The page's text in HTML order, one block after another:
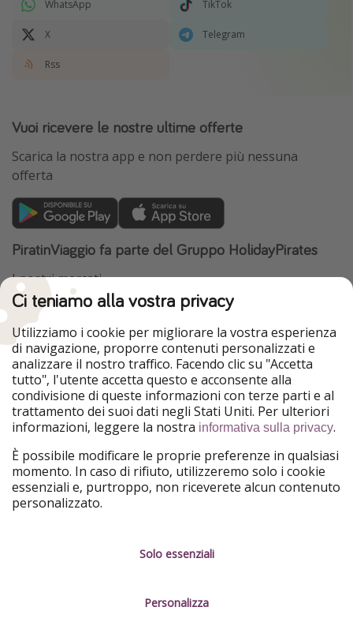
WhatsApp TikTok
X Telegram
Rss
Vuoi ricevere le nostre ultime offerte
Scarica la nostra app e non perdere più nessuna
offerta
PiratinViaggio fa parte del Gruppo HolidayPirates
I nostri mercati
HolidayPirates
VakantiePiraten
WakacyjniPiraci
Ferienpiraten
Urlaubspiraten
Urlaubspiraten
ViajerosPiratas
TravelPirates
Il nostro gruppo
HolidayPirates Group
Conoscici meglio
Chi siamo
Lavora con noi
Informazioni legali
Termini d' Uso
Ci teniamo alla vostra privacy
Utilizziamo i cookie per migliorare la vostra esperienza
di navigazione, proporre contenuti personalizzati e
analizzare il nostro traffico. Facendo clic su "Accetta
tutto", l'utente accetta questo e acconsente alla
condivisione di queste informazioni con terze parti e al
trattamento dei suoi dati negli Stati Uniti. Per ulteriori
informazioni, leggere la nostra informativa sulla privacy.
È possibile modificare le proprie preferenze in qualsiasi
momento. In caso di rifiuto, utilizzeremo solo i cookie
essenziali e, purtroppo, non riceverete alcun contenuto
personalizzato.
Solo essenziali
Personalizza